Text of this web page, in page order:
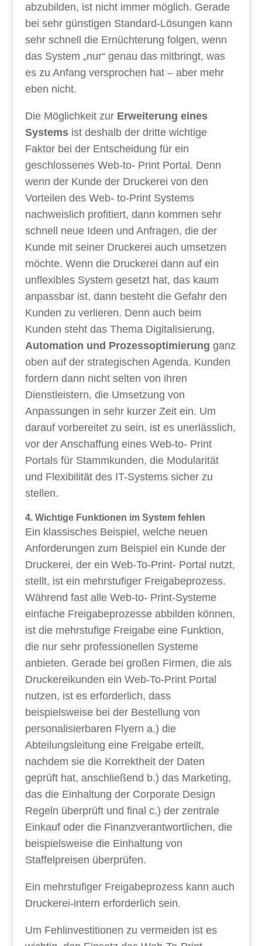
abzubilden, ist nicht immer möglich. Gerade
bei sehr günstigen Standard-Lösungen kann
sehr schnell die Ernüchterung folgen, wenn
das System „nur“ genau das mitbringt, was
es zu Anfang versprochen hat – aber mehr
eben nicht.
Die Möglichkeit zur Erweiterung eines
Systemsist deshalb der dritte wichtige
Faktor bei der Entscheidung für ein
geschlossenes Web-to- Print Portal. Denn
wenn der Kunde der Druckerei von den
Vorteilen des Web- to-Print Systems
nachweislich profitiert, dann kommen sehr
schnell neue Ideen und Anfragen, die der
Kunde mit seiner Druckerei auch umsetzen
möchte. Wenn die Druckerei dann auf ein
unflexibles System gesetzt hat, das kaum
anpassbar ist, dann besteht die Gefahr den
Kunden zu verlieren. Denn auch beim
Kunden steht das Thema Digitalisierung,
Automation und Prozessoptimierung ganz
oben auf der strategischen Agenda. Kunden
fordern dann nicht selten von ihren
Dienstleistern, die Umsetzung von
Anpassungen in sehr kurzer Zeit ein. Um
darauf vorbereitet zu sein, ist es unerlässlich,
vor der Anschaffung eines Web-to- Print
Portals für Stammkunden, die Modularität
und Flexibilität des IT-Systems sicher zu
stellen.
4. Wichtige Funktionen im System fehlen
Ein klassisches Beispiel, welche neuen
Anforderungen zum Beispiel ein Kunde der
Druckerei, der ein Web-To-Print- Portal nutzt,
stellt, ist ein mehrstufiger Freigabeprozess.
Während fast alle Web-to- Print-Systeme
einfache Freigabeprozesse abbilden können,
ist die mehrstufige Freigabe eine Funktion,
die nur sehr professionellen Systeme
anbieten. Gerade bei großen Firmen, die als
Druckereikunden ein Web-To-Print Portal
nutzen, ist es erforderlich, dass
beispielsweise bei der Bestellung von
personalisierbaren Flyern a.) die
Abteilungsleitung eine Freigabe erteilt,
nachdem sie die Korrektheit der Daten
geprüft hat, anschließend b.) das Marketing,
das die Einhaltung der Corporate Design
Regeln überprüft und final c.) der zentrale
Einkauf oder die Finanzverantwortlichen, die
beispielsweise die Einhaltung von
Staffelpreisen überprüfen.
Ein mehrstufiger Freigabeprozess kann auch
Druckerei-intern erforderlich sein.
Um Fehlinvestitionen zu vermeiden ist es